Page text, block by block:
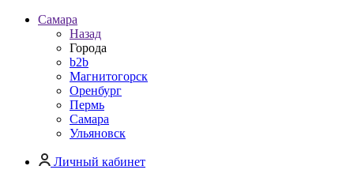
Самара
Назад
Города
b2b
Магнитогорск
Оренбург
Пермь
Самара
Ульяновск
Личный кабинет